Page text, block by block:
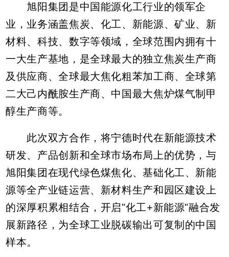
旭阳集团是中国能源化工行业的领军企
业，业务涵盖焦炭、化工、新能源、矿业、新
材料、科技、数字等领域，全球范围内拥有十
一大生产基地，是全球最大的独立焦炭生产商
及供应商、全球最大焦化粗苯加工商、全球第
二大己内酰胺生产商、中国最大焦炉煤气制甲
醇生产商等。
此次双方合作，将宁德时代在新能源技术
研发、产品创新和全球市场布局上的优势，与
旭阳集团在现代绿色煤焦化、基础化工、新能
源等全产业链运营、新材料生产和园区建设上
的深厚积累相结合，开启"化工+新能源"融合发
展新路径，为全球工业脱碳输出可复制的中国
样本。